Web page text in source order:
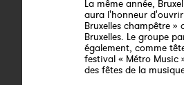
La même année,
aura l'honneur
Bruxelles champêtre »
Bruxelles. Le groupe
également, comme
festival « Métro Music
des fêtes de la